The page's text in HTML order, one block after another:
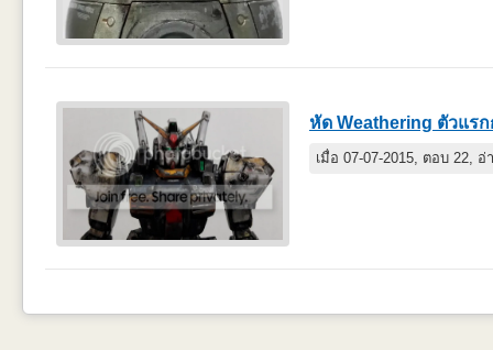
หัด Weathering ตัวแร
เมื่อ 07-07-2015, ตอบ 22, อ่